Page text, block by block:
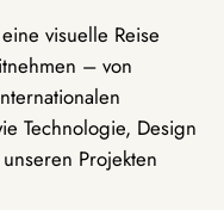
visuelle Reise
– von
Technologie, Design
Projekten